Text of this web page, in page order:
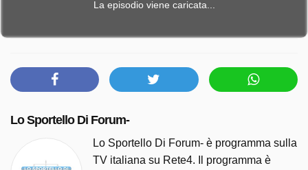
La episodio viene caricata...
Lo Sportello Di Forum-
Lo Sportello Di Forum- è programma sulla
TV italiana su Rete4. Il programma è